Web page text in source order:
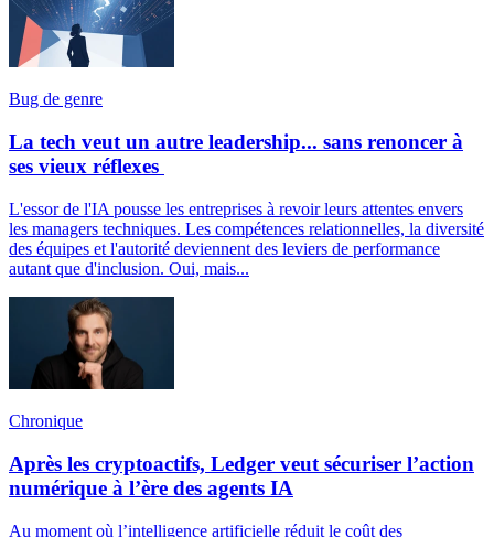
Bug de genre
La tech veut un autre leadership... sans renoncer à
ses vieux réflexes
L'essor de l'IA pousse les entreprises à revoir leurs attentes envers
les managers techniques. Les compétences relationnelles, la diversité
des équipes et l'autorité deviennent des leviers de performance
autant que d'inclusion. Oui, mais...
Chronique
Après les cryptoactifs, Ledger veut sécuriser l’action
numérique à l’ère des agents IA
Au moment où l’intelligence artificielle réduit le coût des